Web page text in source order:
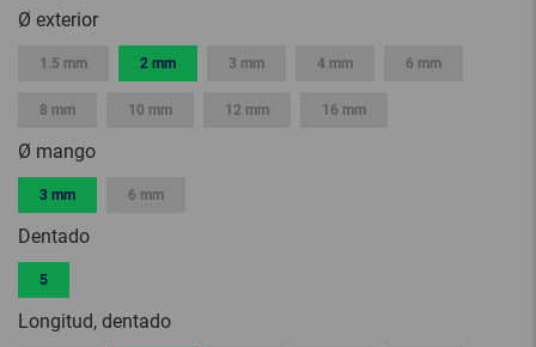
Ø exterior
1.5 mm 2 mm 3 mm 4 mm 6 mm
8 mm 10 mm 12 mm 16 mm
Ø mango
3 mm 6 mm
Dentado
5
Longitud, dentado